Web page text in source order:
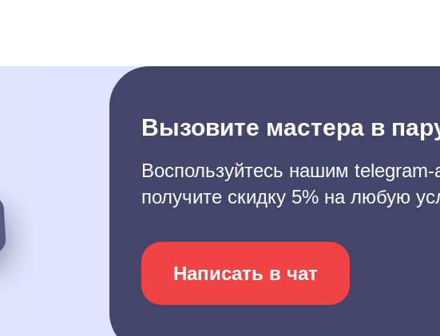
Вызовите мастера в
Воспользуйтесь нашим telegram-
получите скидку 5% на любую
Написать в чат